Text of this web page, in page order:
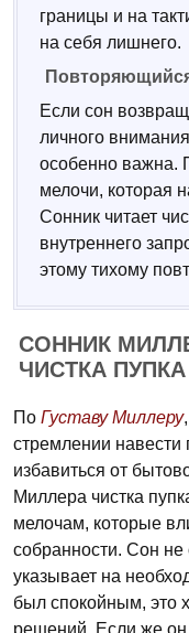
границы и на
на себя лишнего.
Если сон
личного
особенно важна.
мелочи, которая
Сонник читает
внутреннего
этому тихому
СОННИК
ЧИСТКА ПУПКА
По Густаву Миллеру
стремлении навести
избавиться от
Миллера чистка
мелочам, которые
собранности. Сон
указывает на
был спокойным, это
решений. Если же